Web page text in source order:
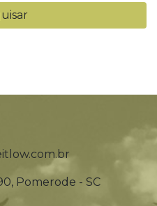
Pomerode - SC